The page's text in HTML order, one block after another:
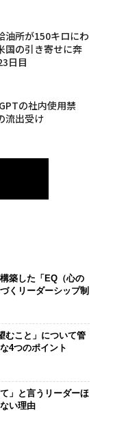
油所が150キロにわ
国の引き寄せに奔
日目
の社内使用禁
流出受け
築した「EQ（心の
くリーダーシップ制
むこと」について管
4つのポイント
」と言うリーダーほ
い理由